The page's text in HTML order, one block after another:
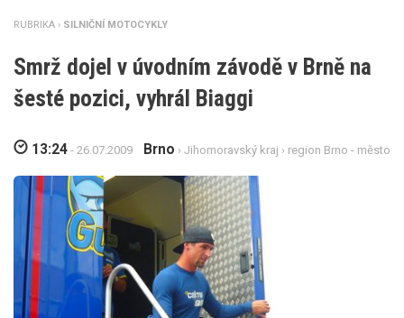
REGION
RUBRIKA › SILNIČNÍ MOTOCYKLY
Smrž dojel v úvodním závodě v Brně na
šesté pozici, vyhrál Biaggi
13:24 - 26.07.2009 Brno › Jihomoravský kraj › region Brno - město